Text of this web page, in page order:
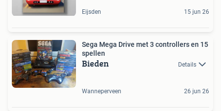
Eijsden 15 jun 26
Sega Mega Drive met 3 controllers en 15
spellen
Bieden Details
Wanneperveen 26 jun 26